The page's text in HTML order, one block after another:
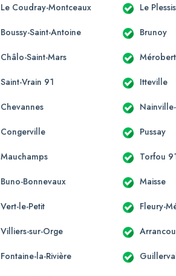
Le Coudray-Montceaux Le
Boussy-Saint-Antoine Brunoy
Châlo-Saint-Mars Mérobert
Saint-Vrain 91 Itteville
Chevannes
Congerville Pussay
Mauchamps Torfou
Buno-Bonnevaux Maisse
Vert-le-Petit Fleury-
Villiers-sur-Orge
Fontaine-la-Rivière